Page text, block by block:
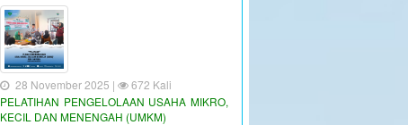
28 November 2025 |
672 Kali
PELATIHAN PENGELOLAAN USAHA MIKRO,
KECIL DAN MENENGAH (UMKM)